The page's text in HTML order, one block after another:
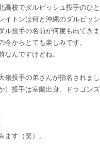
高校でダルビッシュ投手のひと
トンは何と沖縄のダルビッシ
ル投手の名前が何度も出てきま
からとても楽しみです。
なんですけどね。
嶺投手の弟さんが指名されまし
）投手は室蘭出身、ドラゴン
ます（笑）。